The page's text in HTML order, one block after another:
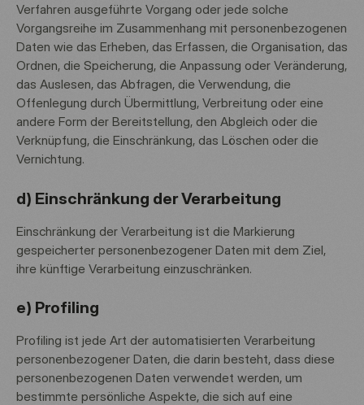
Verfahren ausgeführte Vorgang oder jede solche
Vorgangsreihe im Zusammenhang mit personenbezogenen
Daten wie das Erheben, das Erfassen, die Organisation, das
Ordnen, die Speicherung, die Anpassung oder Veränderung,
das Auslesen, das Abfragen, die Verwendung, die
Offenlegung durch Übermittlung, Verbreitung oder eine
andere Form der Bereitstellung, den Abgleich oder die
Verknüpfung, die Einschränkung, das Löschen oder die
Vernichtung.
d) Einschränkung der Verarbeitung
Einschränkung der Verarbeitung ist die Markierung
gespeicherter personenbezogener Daten mit dem Ziel,
ihre künftige Verarbeitung einzuschränken.
e) Profiling
Profiling ist jede Art der automatisierten Verarbeitung
personenbezogener Daten, die darin besteht, dass diese
personenbezogenen Daten verwendet werden, um
bestimmte persönliche Aspekte, die sich auf eine